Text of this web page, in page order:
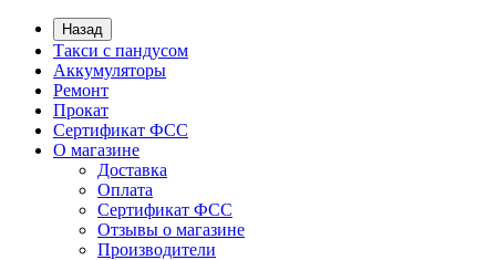
Назад
Такси с пандусом
Аккумуляторы
Ремонт
Прокат
Сертификат ФСС
О магазине
Доставка
Оплата
Сертификат ФСС
Отзывы о магазине
Производители